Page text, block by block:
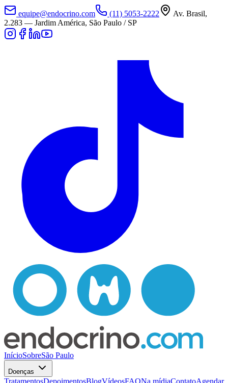
equipe@endocrino.com (11) 5053-2222
Av. Brasil,
2.283 — Jardim América, São Paulo / SP
InícioSobreSão Paulo
Doenças
TratamentosDepoimentosBlogVídeosFAQNa mídiaContatoAgendar